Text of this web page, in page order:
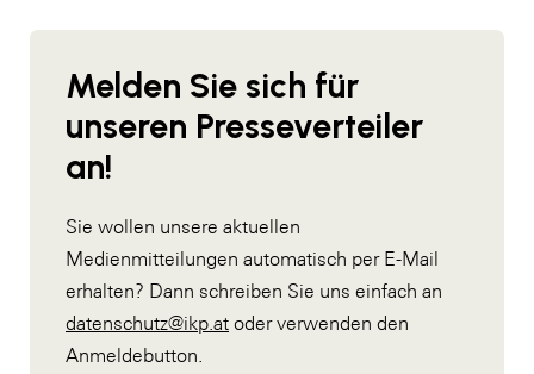
Melden Sie sich für
unseren Presseverteiler
an!
Sie wollen unsere aktuellen
Medienmitteilungen automatisch per E-Mail
erhalten? Dann schreiben Sie uns einfach an
datenschutz@ikp.at oder verwenden den
Anmeldebutton.